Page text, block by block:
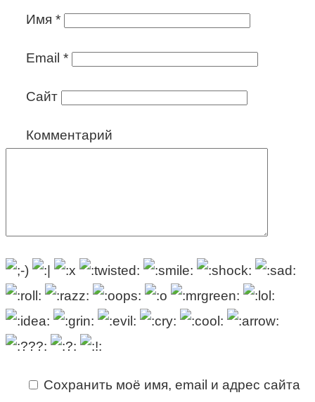
Имя *
Email *
Сайт
Комментарий
Сохранить моё имя, email и адрес сайта